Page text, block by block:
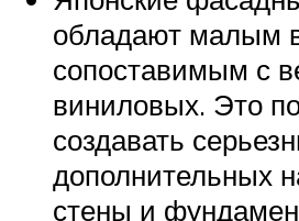
обладают малым
сопоставимым с
виниловых. Это
создавать
дополнительных
стены и